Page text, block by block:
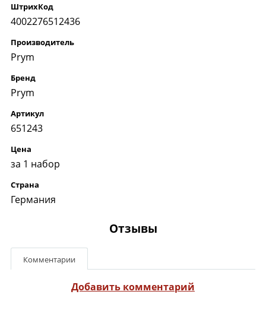
ШтрихКод
4002276512436
Производитель
Prym
Бренд
Prym
Артикул
651243
Цена
за 1 набор
Страна
Германия
Отзывы
Комментарии
Добавить комментарий